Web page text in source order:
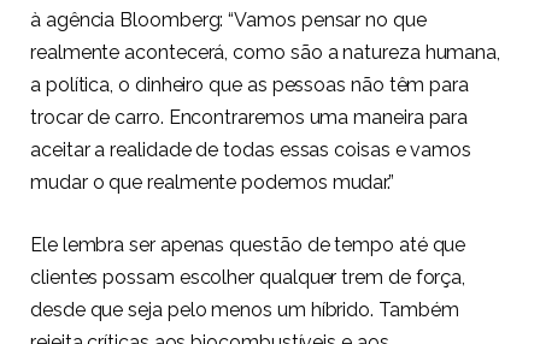
à agência Bloomberg: “Vamos pensar no que
realmente acontecerá, como são a natureza humana,
a política, o dinheiro que as pessoas não têm para
trocar de carro. Encontraremos uma maneira para
aceitar a realidade de todas essas coisas e vamos
mudar o que realmente podemos mudar.”
Ele lembra ser apenas questão de tempo até que
clientes possam escolher qualquer trem de força,
desde que seja pelo menos um híbrido. Também